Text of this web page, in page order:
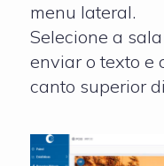
menu lateral.
Selecione a
enviar o texto e
canto superior